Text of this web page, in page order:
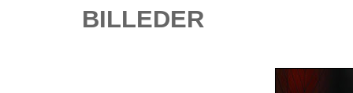
BILLEDER